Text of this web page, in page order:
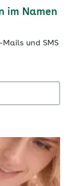
im Namen
und SMS